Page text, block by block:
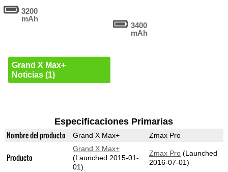
3200
mAh
Grand X Max+
Noticias (1)
3400
mAh
Especificaciones Primarias
Nombre del producto Grand X Max+ Zmax Pro
Producto
Grand X Max+
(Launched 2015-01-
01)
Zmax Pro(Launched
2016-07-01)